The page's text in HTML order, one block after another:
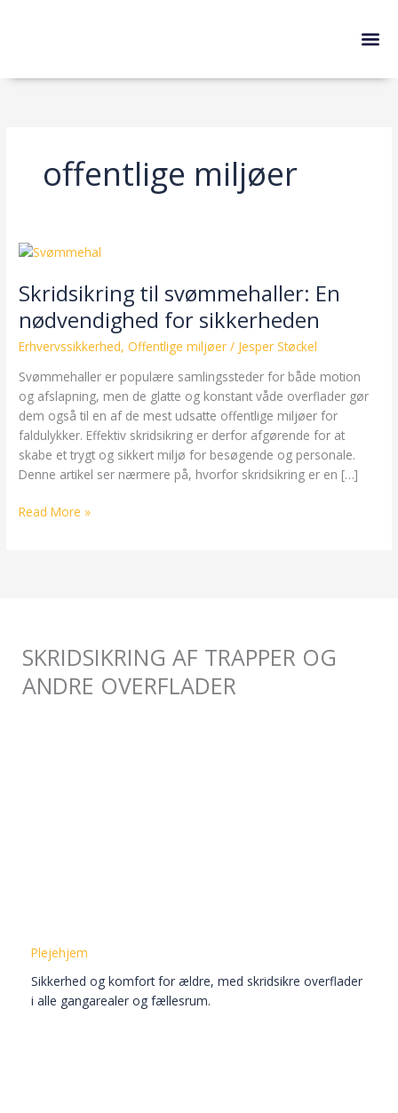
offentlige miljøer
Skridsikring til svømmehaller: En
nødvendighed for sikkerheden
Erhvervssikkerhed,Offentlige miljøer / Jesper Støckel
Svømmehaller er populære samlingssteder for både motion
og afslapning, men de glatte og konstant våde overflader gør
dem også til en af de mest udsatte offentlige miljøer for
faldulykker. Effektiv skridsikring er derfor afgørende for at
skabe et trygt og sikkert miljø for besøgende og personale.
Denne artikel ser nærmere på, hvorfor skridsikring er en […]
Skridsikring
svømmehaller:
nødvendighed
for
Read More »
SKRIDSIKRING AF TRAPPER OG
ANDRE OVERFLADER
Plejehjem
Sikkerhed og komfort for ældre, med skridsikre overflader
i alle gangarealer og fællesrum.